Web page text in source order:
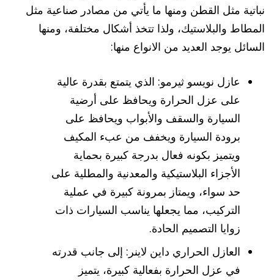
نباتية مثل القطن ومنها ما يأتي من مصادر صناعية مثل
المطاط والبلاستيك، ولذا تتخذ أشكال مختلفة، ومنها
السائل يوجد العديد من الانواع منها:
عازل نويسو ثيرمو: الذي يتمتع بقدرة عالية
على عزل الحرارة ويحافظ على أرضية
السيارة والسقف والأبواب ويحافظ على
برودة السيارة ويخفف من عبء المكيف
ويتميز بكونه فعال بدرجة كبيرة بحماية
الأجزاء البلاستيكية والمعدنية والمطلية على
حد سواء، ويمتاز بمرونة كبيرة في عملية
التركيب، مما يجعلها يناسب السيارات ذات
زوايا التصميم الحادة.
العازل الحراري داين لاينر: إلى جانب قدرته
في عزل الحرارة بفعالية كبيرة، يتميز